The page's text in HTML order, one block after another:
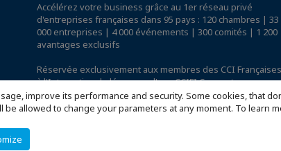
improve its performance and security. Some cookies, that
be allowed to change your parameters at any moment. To learn
Accélérez votre business grâce au 1er réseau privé
d'entreprises françaises dans 95 pays : 120 chambres | 33
000 entreprises | 4 000 événements | 300 comités | 1 200
avantages exclusifs
Réservée exclusivement aux membres des CCI Françaises
à l'International,découvrez l'app CCIFI Connect.